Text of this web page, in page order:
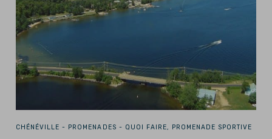
CHÉNÉVILLE - PROMENADES - QUOI FAIRE, PROMENADE SPORTIVE